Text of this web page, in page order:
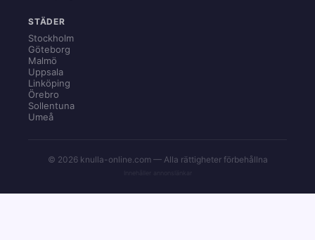
STÄDER
Stockholm
Göteborg
Malmö
Uppsala
Linköping
Örebro
Sollentuna
Umeå
© 2026 knulla-online.com — Alla rättigheter förbehållna